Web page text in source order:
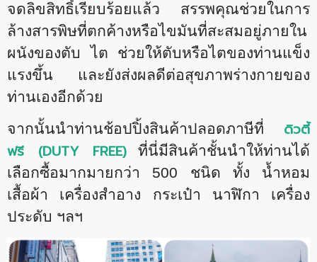
จดลิขสิทธิ์เรียบร้อยแล้ว สรรพคุณช่วยในการ
ล้างสารพิษที่ตกค้างหรือไขมันที่สะสมอยู่ภายใน
ผนังของตับ ไต ช่วยให้ตับหรือไตของท่านแข็ง
แรงขึ้น และยังส่งผลดีต่อสุขภาพร่างกายของ
ท่านเองอีกด้วย
จากนั้นนำท่านช้อปปิ้งสินค้าปลอดภาษีที่ ดิวตี้
ฟรี (DUTY FREE)
ที่นี่มีสินค้าชั้นนำให้ท่านได้
เลือกซื้อมากมายกว่า 500 ชนิด ทั้ง น้ำหอม
เสื้อผ้า เครื่องสำอาง กระเป๋า นาฬิกา เครื่อง
ประดับ ฯลฯ